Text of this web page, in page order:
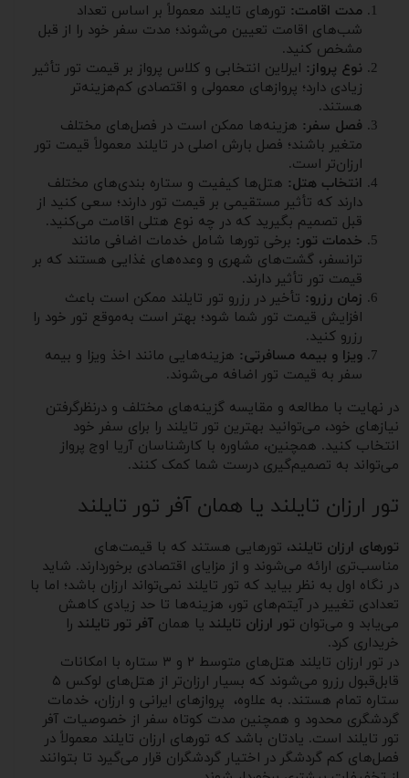
مدت اقامت: تورهای تایلند معمولاً بر اساس تعداد
شب‌های اقامت تعیین می‌شوند؛ مدت سفر خود را از قبل
مشخص کنید.
نوع پرواز: ایرلاین انتخابی و کلاس پرواز بر قیمت تور تأثیر
زیادی دارد؛ پروازهای معمولی و اقتصادی کم‌هزینه‌تر
هستند.
فصل سفر: هزینه‌ها ممکن است در فصل‌های مختلف
متغیر باشند؛ فصل بارش اصلی در تایلند معمولاً قیمت تور
ارزان‌تر است.
انتخاب هتل: هتل‌ها کیفیت و ستاره بندی‌های مختلف
دارند که تأثیر مستقیمی بر قیمت تور دارند؛ سعی کنید از
قبل تصمیم بگیرید که در چه نوع هتلی اقامت می‌کنید.
خدمات تور: برخی تورها شامل خدمات اضافی مانند
ترانسفر، گشت‌های شهری و وعده‌های غذایی هستند که بر
قیمت تور تأثیر دارند.
زمان رزرو: تأخیر در رزرو تور تایلند ممکن است باعث
افزایش قیمت تور شما شود؛ بهتر است به‌موقع تور خود را
رزرو کنید.
ویزا و بیمه مسافرتی: هزینه‌هایی مانند اخذ ویزا و بیمه
سفر به قیمت تور اضافه می‌شوند.
در نهایت با مطالعه و مقایسه گزینه‌های مختلف و درنظرگرفتن
نیازهای خود، می‌توانید بهترین تور تایلند را برای سفر خود
انتخاب کنید. همچنین، مشاوره با کارشناسان آریا اوج پرواز
می‌تواند به تصمیم‌گیری درست شما کمک کنند.
تور ارزان تایلند یا همان آفر تور تایلند
تورهای ارزان تایلند، تورهایی هستند که با قیمت‌های
مناسب‌تری ارائه می‌شوند و از مزایای اقتصادی برخوردارند. شاید
در نگاه اول به نظر بیاید که تور تایلند نمی‌تواند ارزان باشد؛ اما با
تعدادی تغییر در آیتم‌های تور، هزینه‌ها تا حد زیادی کاهش
می‌یابد و می‌توان تور ارزان تایلند یا همان آفر تور تایلند را
خریداری کرد.
در تور ارزان تایلند هتل‌های متوسط ۲ و ۳ ستاره با امکانات
قابل‌قبول رزرو می‌شوند که بسیار ارزان‌تر از هتل‌های لوکس ۵
ستاره تمام هستند. به علاوه، پروازهای ایرانی و ارزان، خدمات
گردشگری محدود و همچنین مدت کوتاه سفر از خصوصیات آفر
تور تایلند است. یادتان باشد که تورهای ارزان تایلند معمولاً در
فصل‌های کم گردشگر در اختیار گردشگران قرار می‌گیرد تا بتوانند